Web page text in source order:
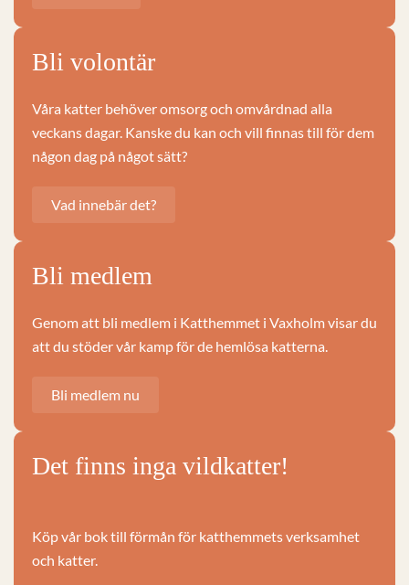
Bli volontär
Våra katter behöver omsorg och omvårdnad alla
veckans dagar. Kanske du kan och vill finnas till för dem
någon dag på något sätt?
Vad innebär det?
Bli medlem
Genom att bli medlem i Katthemmet i Vaxholm visar du
att du stöder vår kamp för de hemlösa katterna.
Bli medlem nu
Det finns inga vildkatter!
Köp vår bok till förmån för katthemmets verksamhet
och katter.